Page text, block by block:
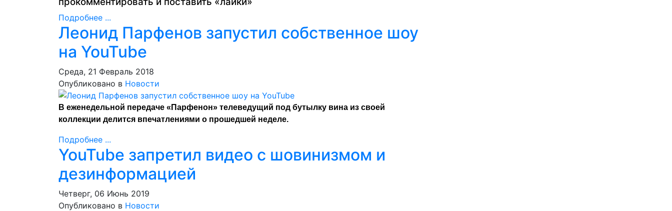
Подробнее ...
Леонид Парфенов запустил собственное шоу
на YouTube
Среда, 21 Февраль 2018
Опубликовано в Новости
В еженедельной передаче «Парфенон» телеведущий под бутылку вина из своей
коллекции делится впечатлениями о прошедшей неделе.
Подробнее ...
YouTube запретил видео с шовинизмом и
дезинформацией
Четверг, 06 Июнь 2019
Опубликовано в Новости